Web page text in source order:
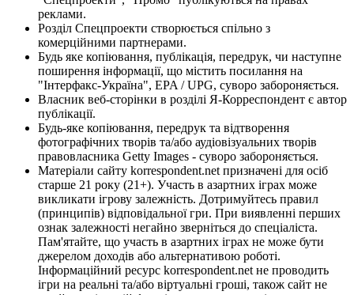
реклами.
Розділ Спецпроекти створюється спільно з
комерційними партнерами.
Будь яке копіювання, публікація, передрук, чи наступне
поширення інформації, що містить посилання на
"Інтерфакс-Україна", EPA / UPG, суворо забороняється.
Власник веб-сторінки в розділі Я-Корреспондент є автор
публікації.
Будь-яке копіювання, передрук та відтворення
фотографічних творів та/або аудіовізуальних творів
правовласника Getty Images - суворо забороняється.
Матеріали сайту korrespondent.net призначені для осіб
старше 21 року (21+). Участь в азартних іграх може
викликати ігрову залежність. Дотримуйтесь правил
(принципів) відповідальної гри. При виявленні перших
ознак залежності негайно зверніться до спеціаліста.
Пам'ятайте, що участь в азартних іграх не може бути
джерелом доходів або альтернативою роботі.
Інформаційний ресурс korrespondent.net не проводить
ігри на реальні та/або віртуальні гроші, також сайт не